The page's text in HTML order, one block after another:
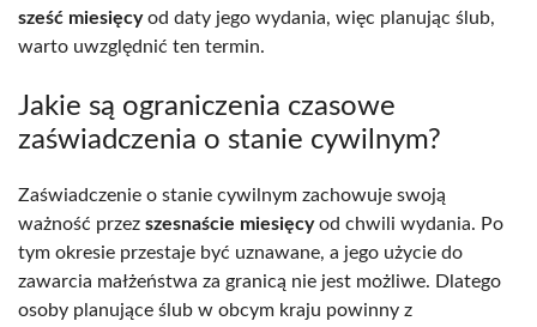
sześć miesięcyod daty jego wydania, więc planując ślub,
warto uwzględnić ten termin.
Jakie są ograniczenia czasowe
zaświadczenia o stanie cywilnym?
Zaświadczenie o stanie cywilnym zachowuje swoją
ważność przez szesnaście miesięcyod chwili wydania. Po
tym okresie przestaje być uznawane, a jego użycie do
zawarcia małżeństwa za granicą nie jest możliwe. Dlatego
osoby planujące ślub w obcym kraju powinny z